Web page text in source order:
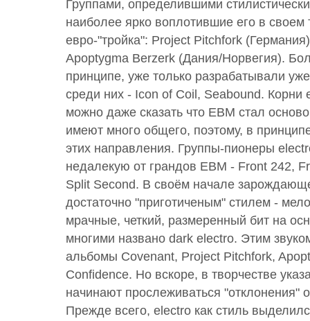
Группами, определившими
наиболее ярко воплотившие его в своем
евро-"тройка": Project Pitchfork
Apoptygma Berzerk (Дания/Норвегия).
принципе, уже только разрабатывали
среди них - Icon of Coil, Seabound. Корни
можно даже сказать что EBM стал
имеют много общего, поэтому, в
этих направления. Группы-пионеры
недалекую от грандов EBM - Front 242,
Split Second. В своём начале
достаточно "приготиченым" стилем -
мрачные, четкий, размеренный бит на
многими названо dark electro. Этим
альбомы Covenant, Project Pitchfork,
Confidence. Но вскоре, в творчестве
начинают прослеживаться "отклонения"
Прежде всего, electro как стиль